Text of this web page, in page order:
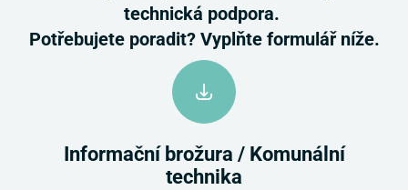
technická podpora.
Potřebujete poradit? Vyplňte formulář níže.
Informační brožura / Komunální
technika